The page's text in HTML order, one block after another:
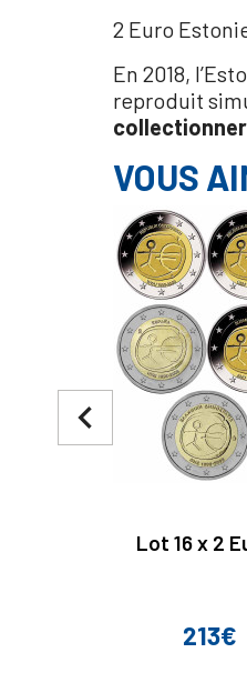
2 Euro
En 2018,
reproduit
VOUS
Lot 16 x 2
Prix
213€
navigate_before